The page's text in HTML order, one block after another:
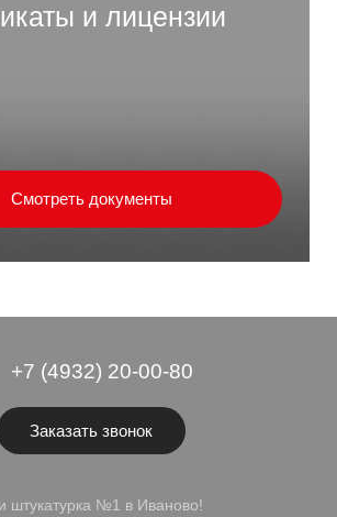
и лицензии
Смотреть документы
+7 (4932) 20-00-80
Заказать звонок
штукатурка №1 в Иваново!